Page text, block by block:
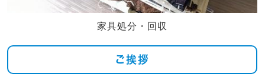
家具処分・回収
ご挨拶